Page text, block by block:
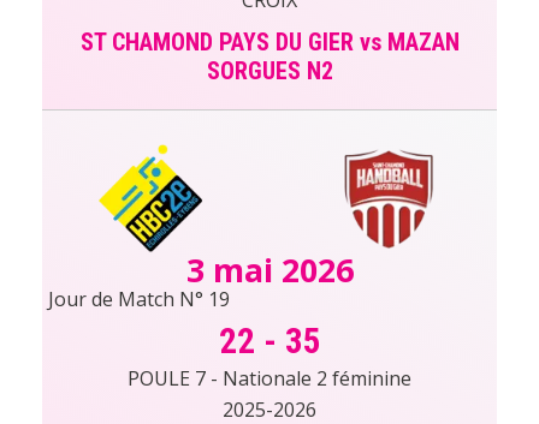
ST CHAMOND PAYS DU GIER vs MAZAN
SORGUES N2
3 mai 2026
Jour de Match N° 19
22 - 35
POULE 7 - Nationale 2 féminine
2025-2026